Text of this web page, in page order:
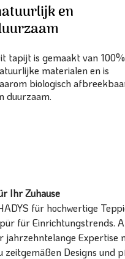
en
tapijt is gemaakt van 100%
materialen en is
biologisch
duurzaam.
Ihr Zuhause
für hochwertige
für Einrichtungstrends.
jahrzehntelange Expertise
zeitgemäßen Designs und